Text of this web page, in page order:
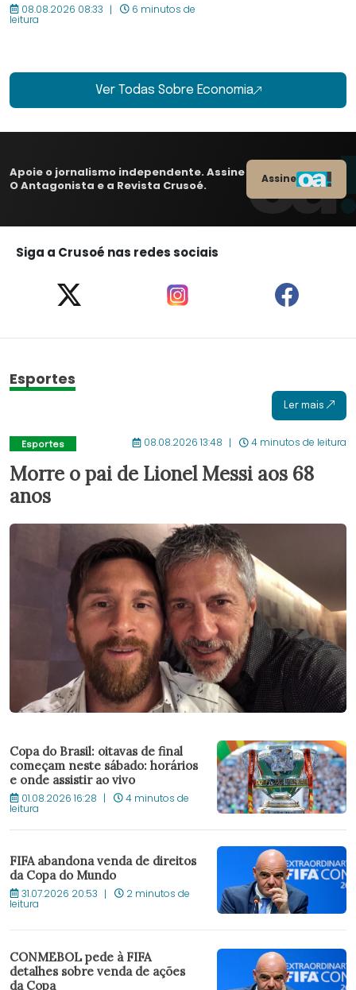
08.08.2026 08:33 6 minutos de
leitura
Ver Todas Sobre Economia
Apoie o jornalismo independente. Assine
O Antagonista e a Revista Crusoé.
Assine
Siga a Crusoé nas redes sociais
Esportes
Ler mais
Esportes 08.08.2026 13:48 4 minutos de leitura
Morre o pai de Lionel Messi aos 68
anos
Copa do Brasil: oitavas de final
começam neste sábado: horários
e onde assistir ao vivo
01.08.2026 16:28 4 minutos de
leitura
FIFA abandona venda de direitos
da Copa do Mundo
31.07.2026 20:53 2 minutos de
leitura
CONMEBOL pede à FIFA
detalhes sobre venda de ações
da Copa